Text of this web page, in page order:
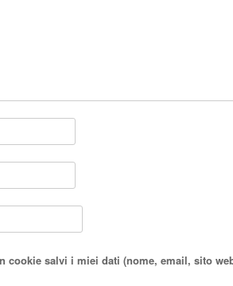
cookie salvi i miei dati (nome, email, sito